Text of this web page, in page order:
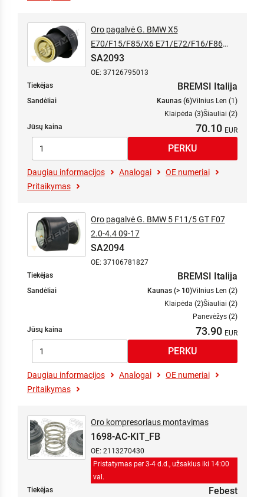
Oro pagalvė G. BMW X5
E70/F15/F85/X6 E71/E72/F16/F86
2.0-4.8 06-19
SA2093
OE: 37126795013
Tiekėjas
BREMSI Italija
Sandėliai Kaunas (6)Vilnius Len (1)
Klaipėda (3)Šiauliai (2)
Jūsų kaina
70.10
Daugiau informacijos Analogai
OE numeriai
Pritaikymas
Oro pagalvė G. BMW 5 F11/5 GT F07
2.0-4.4 09-17
SA2094
OE: 37106781827
Tiekėjas
BREMSI Italija
Sandėliai Kaunas (> 10)Vilnius Len (2)
Klaipėda (2)Šiauliai (2)
Panevėžys (2)
Jūsų kaina
73.90
Daugiau informacijos Analogai
OE numeriai
Pritaikymas
Pristatymas per 3-4 d.d., užsakius iki 14:00
val.
Oro kompresoriaus montavimas
1698-AC-KIT_FB
OE: 2113270430
Tiekėjas Febest